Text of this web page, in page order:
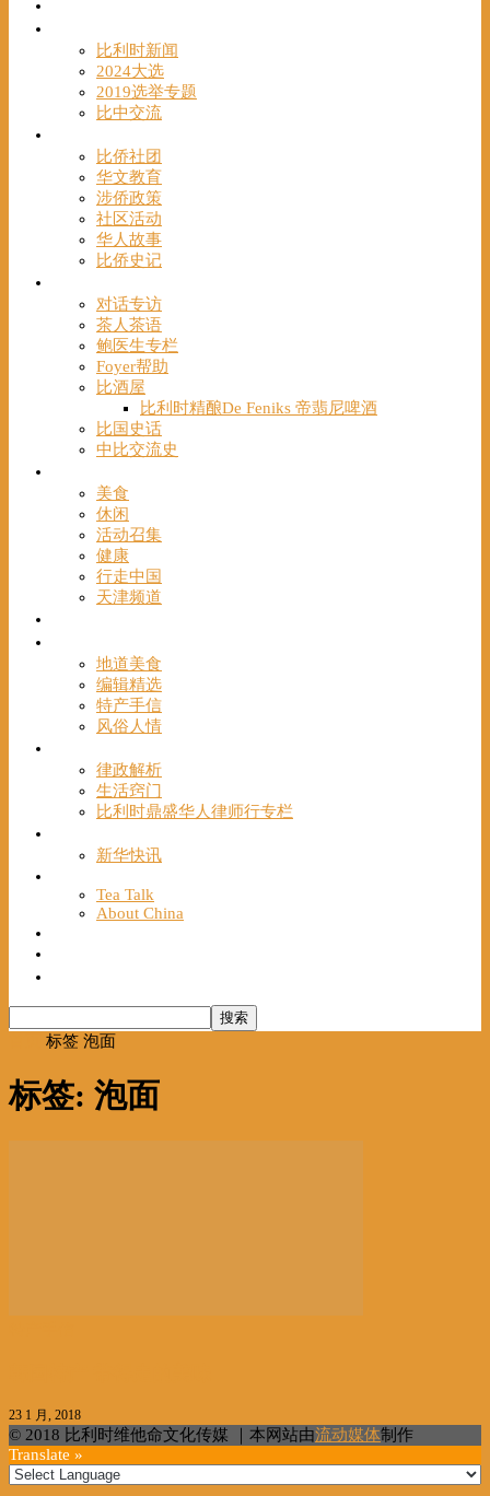
比利时新闻
2024大选
2019选举专题
比中交流
比侨社团
华文教育
涉侨政策
社区活动
华人故事
比侨史记
对话专访
茶人茶语
鲍医生专栏
Foyer帮助
比酒屋
比利时精酿De Feniks 帝翡尼啤酒
比国史话
中比交流史
美食
休闲
活动召集
健康
行走中国
天津频道
地道美食
编辑精选
特产手信
风俗人情
律政解析
生活窍门
比利时鼎盛华人律师行专栏
新华快讯
Tea Talk
About China
标签 泡面
标签: 泡面
23 1 月, 2018
© 2018 比利时维他命文化传媒 ｜本网站由流动媒体制作
Translate »